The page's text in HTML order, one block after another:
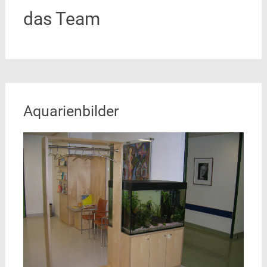
das Team
Aquarienbilder